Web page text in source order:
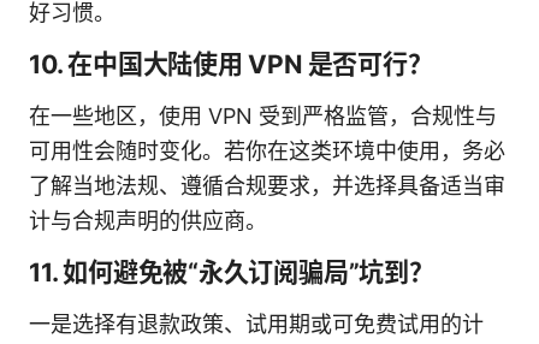
好习惯。
10. 在中国大陆使用 VPN 是否可行？
在一些地区，使用 VPN 受到严格监管，合规性与
可用性会随时变化。若你在这类环境中使用，务必
了解当地法规、遵循合规要求，并选择具备适当审
计与合规声明的供应商。
11. 如何避免被“永久订阅骗局”坑到？
一是选择有退款政策、试用期或可免费试用的计